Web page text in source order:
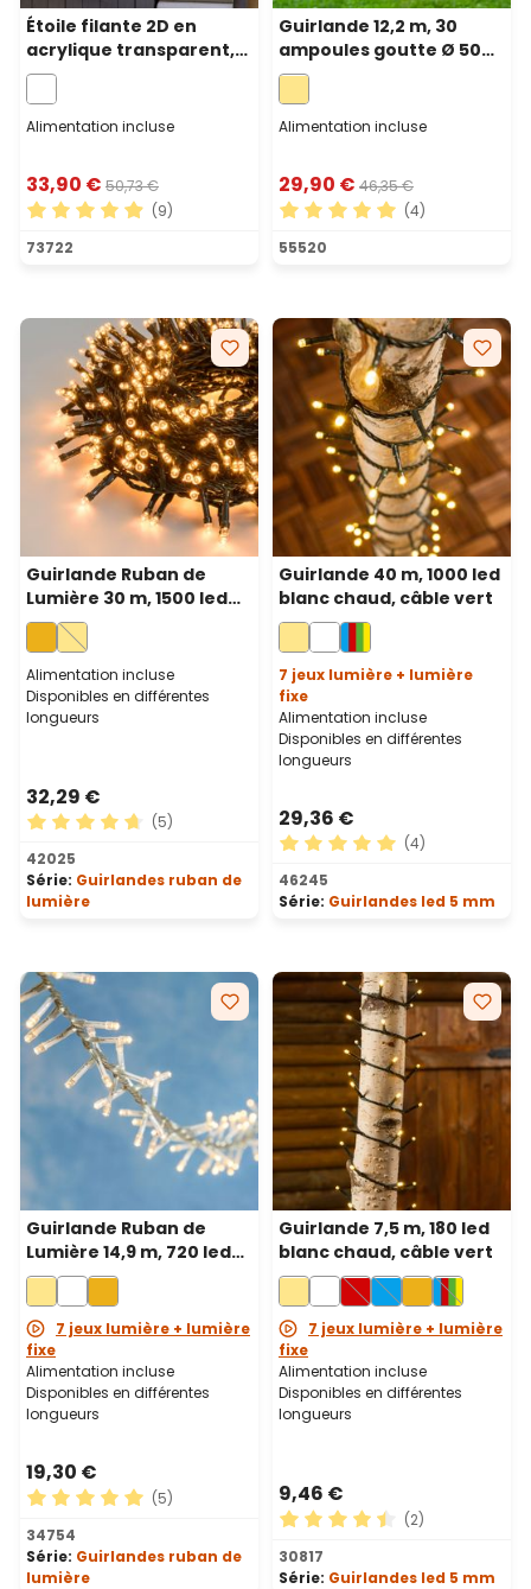
Étoile filante 2D en
acrylique transparent,
75 cm, 140 gouttes led
blanc froid
Alimentation incluse
33,90 € 50,73 €
Note moyenne de 4.89 sur 5 étoiles
(9)
73722
Guirlande 12,2 m, 30
ampoules goutte Ø 50
mm, led blanc chaud,
câble noir
Alimentation incluse
29,90 € 46,35 €
Note moyenne de 5 sur 5
(4)
55520
Guirlande Ruban de
Lumière 30 m, 1500 led
blanc chaud
traditionnel, câble vert
Alimentation incluse
Disponibles en différentes
longueurs
32,29 €
Note moyenne de 4.8 sur 5 étoiles
(5)
42025
Série: Guirlandes ruban de
lumière
Guirlande 40 m, 1000 led
blanc chaud, câble vert
7 jeux lumière + lumière
fixe
Alimentation incluse
Disponibles en différentes
longueurs
29,36 €
Note moyenne de 5 sur 5
(4)
46245
Série: Guirlandes led 5 mm
Guirlande Ruban de
Lumière 14,9 m, 720 led
blanc chaud, câble
transparent
7 jeux lumière + lumière
fixe
Alimentation incluse
Disponibles en différentes
longueurs
19,30 €
Note moyenne de 5 sur 5 étoiles
(5)
34754
Série: Guirlandes ruban de
lumière
Guirlande 7,5 m, 180 led
blanc chaud, câble vert
7 jeux lumière + lumière
fixe
Alimentation incluse
Disponibles en différentes
longueurs
9,46 €
Note moyenne de 4.5 sur
(2)
30817
Série: Guirlandes led 5 mm